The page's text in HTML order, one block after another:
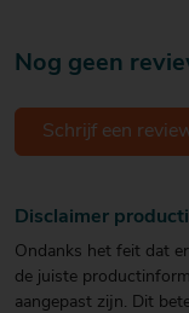
Nog geen
Schrijf een
Disclaimer
Ondanks het feit dat
de juiste
aangepast zijn. Dit